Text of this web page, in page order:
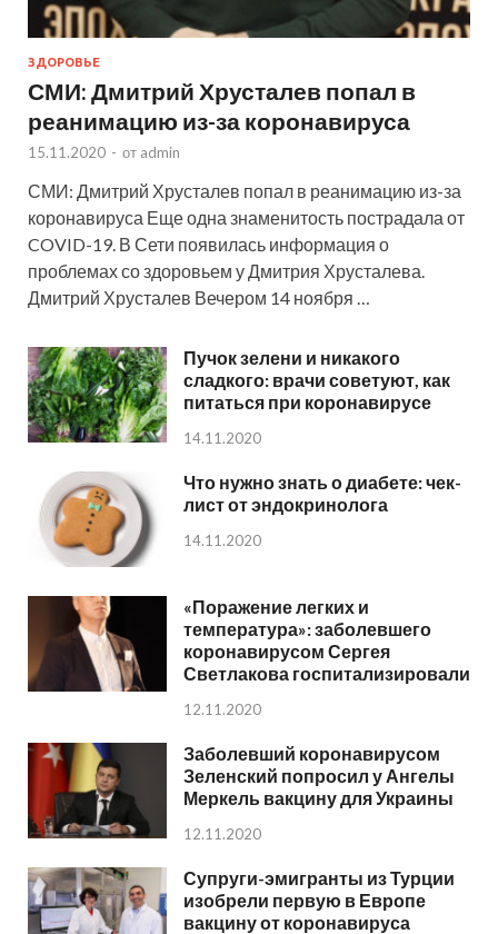
ЗДОРОВЬЕ
СМИ: Дмитрий Хрусталев попал в
реанимацию из-за коронавируса
15.11.2020 - от admin
СМИ: Дмитрий Хрусталев попал в реанимацию из-за
коронавируса Еще одна знаменитость пострадала от
COVID-19. В Сети появилась информация о
проблемах со здоровьем у Дмитрия Хрусталева.
Дмитрий Хрусталев Вечером 14 ноября …
Пучок зелени и никакого
сладкого: врачи советуют, как
питаться при коронавирусе
14.11.2020
Что нужно знать о диабете: чек-
лист от эндокринолога
14.11.2020
«Поражение легких и
температура»: заболевшего
коронавирусом Сергея
Светлакова госпитализировали
12.11.2020
Заболевший коронавирусом
Зеленский попросил у Ангелы
Меркель вакцину для Украины
12.11.2020
Супруги-эмигранты из Турции
изобрели первую в Европе
вакцину от коронавируса